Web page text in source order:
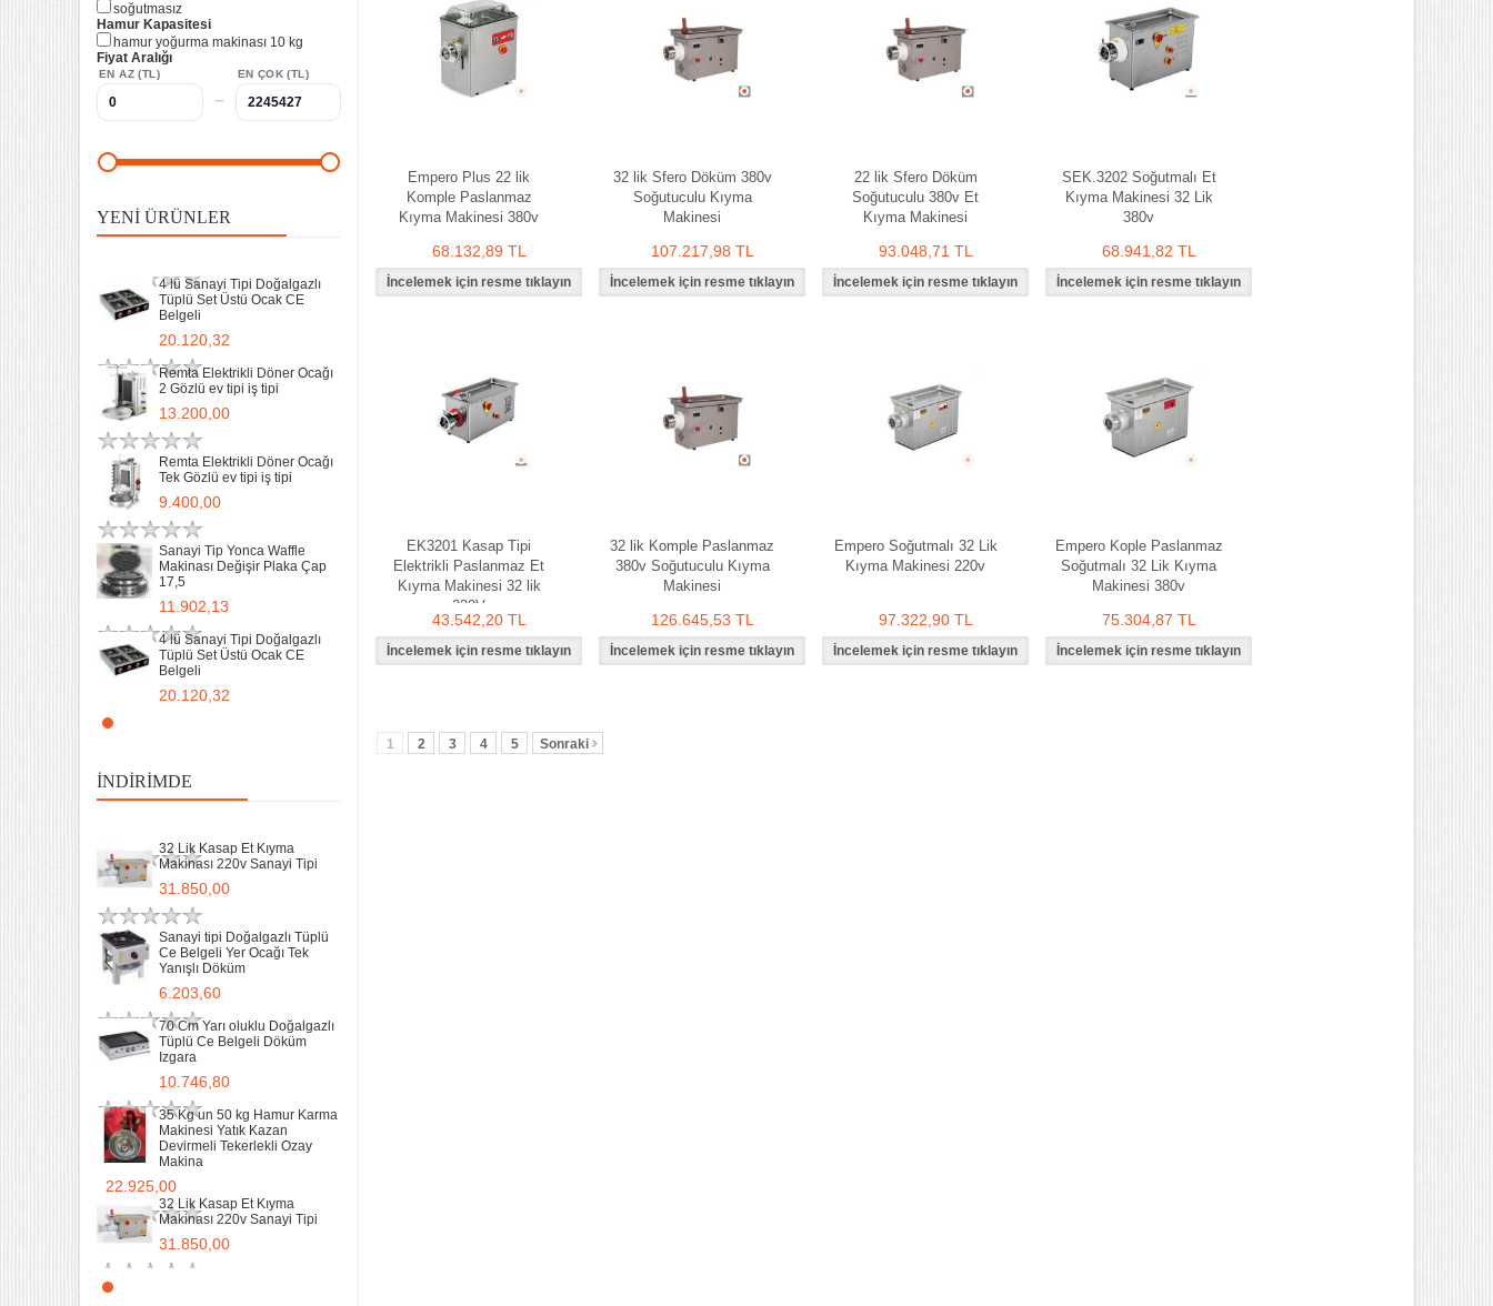
soğutmasız
Hamur Kapasitesi
hamur yoğurma makinası 10 kg
Fiyat Aralığı
EN AZ (TL)
–
EN ÇOK (TL)
YENI ÜRÜNLER
Remta Elektrikli Döner Ocağı
2 Gözlü ev tipi iş tipi
13.200,00
Remta Elektrikli Döner Ocağı
Tek Gözlü ev tipi iş tipi
Makinası Değişir Plaka Çap
17,5
4 lü Sanayi Tipi Doğalgazlı
Tüplü Set Üstü Ocak CE
Belgeli
20.120,32
Remta Elektrikli Döner Ocağı
2 Gözlü ev tipi iş tipi
13.200,00
Remta Elektrikli Döner Ocağı
Tek Gözlü ev tipi iş tipi
9.400,00
Sanayi Tip Yonca Waffle
Makinası Değişir Plaka Çap
17,5
11.902,13
4 lü Sanayi Tipi Doğalgazlı
Tüplü Set Üstü Ocak CE
Belgeli
20.120,32
9.400,00
Sanayi Tip Yonca Waffle
Makinası Değişir Plaka Çap
17,5
11.902,13
İNDIRIMDE
32 Lik Kasap Et Kıyma
Makinası 220v Sanayi Tipi
31.850,00
Sanayi tipi Doğalgazlı Tüplü
Ce Belgeli Yer Ocağı Tek
Yanışlı Döküm
6.203,60
70 Cm Yarı oluklu Doğalgazlı
Tüplü Ce Belgeli Döküm
Izgara
Makinesi Yatık Kazan
Devirmeli Tekerlekli Ozay
32 Lik Kasap Et Kıyma
Makinası 220v Sanayi Tipi
31.850,00
Sanayi tipi Doğalgazlı Tüplü
Ce Belgeli Yer Ocağı Tek
Yanışlı Döküm
6.203,60
70 Cm Yarı oluklu Doğalgazlı
Tüplü Ce Belgeli Döküm
Izgara
10.746,80
35 Kg un 50 kg Hamur Karma
Makinesi Yatık Kazan
Devirmeli Tekerlekli Ozay
Makina
22.925,00
32 Lik Kasap Et Kıyma
Makinası 220v Sanayi Tipi
31.850,00
Empero Plus 22 lik
Komple Paslanmaz
Kıyma Makinesi 380v
68.132,89 TL
32 lik Sfero Döküm 380v
Soğutuculu Kıyma
Makinesi
107.217,98 TL
22 lik Sfero Döküm
Soğutuculu 380v Et
Kıyma Makinesi
93.048,71 TL
SEK.3202 Soğutmalı Et
Kıyma Makinesi 32 Lik
380v
68.941,82 TL
EK3201 Kasap Tipi
Elektrikli Paslanmaz Et
Kıyma Makinesi 32 lik
220V
43.542,20 TL
32 lik Komple Paslanmaz
380v Soğutuculu Kıyma
Makinesi
126.645,53 TL
Empero Soğutmalı 32 Lik
Kıyma Makinesi 220v
97.322,90 TL
Empero Kople Paslanmaz
Soğutmalı 32 Lik Kıyma
Makinesi 380v
75.304,87 TL
1 2 3 4 5 Sonraki